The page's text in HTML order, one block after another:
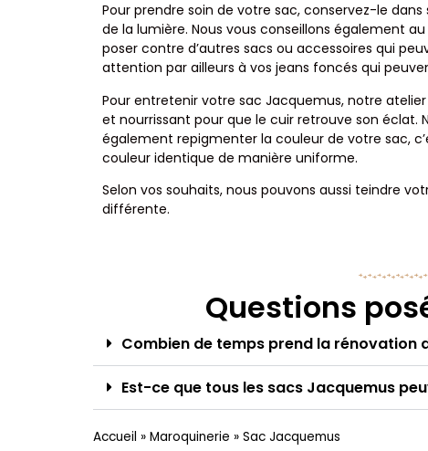
Pour prendre soin de votre sac, conservez-le dans
de la lumière. Nous vous conseillons également
poser contre d’autres sacs ou accessoires qui
attention par ailleurs à vos jeans foncés qui
Pour entretenir votre sac Jacquemus, notre
et nourrissant pour que le cuir retrouve son éclat.
également repigmenter la couleur de votre sac,
couleur identique de manière uniforme.
Selon vos souhaits, nous pouvons aussi teindre
différente.
Questions
Combien de temps prend la rénovation
Est-ce que tous les sacs Jacquemus
Accueil » Maroquinerie » Sac Jacquemus